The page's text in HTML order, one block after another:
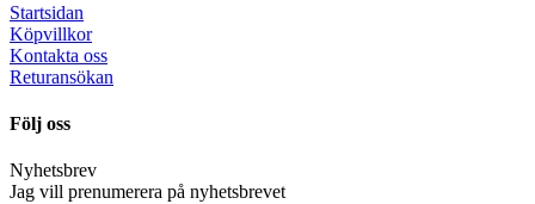
Startsidan
Köpvillkor
Kontakta oss
Returansökan
Följ oss
Nyhetsbrev
Jag vill prenumerera på nyhetsbrevet